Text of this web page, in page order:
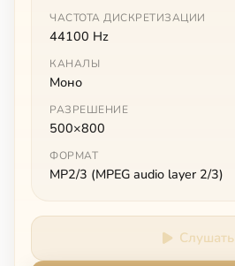
ЧАСТОТА ДИСКРЕТИЗАЦИИ
44100 Hz
КАНАЛЫ
Моно
РАЗРЕШЕНИЕ
500×800
ФОРМАТ
MP2/3 (MPEG audio layer 2/3)
Слушать